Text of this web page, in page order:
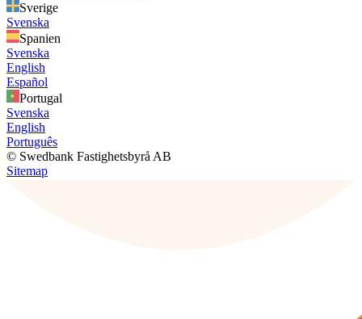
Sverige
Svenska
Spanien
Svenska
English
Español
Portugal
Svenska
English
Português
© Swedbank Fastighetsbyrå AB
Sitemap